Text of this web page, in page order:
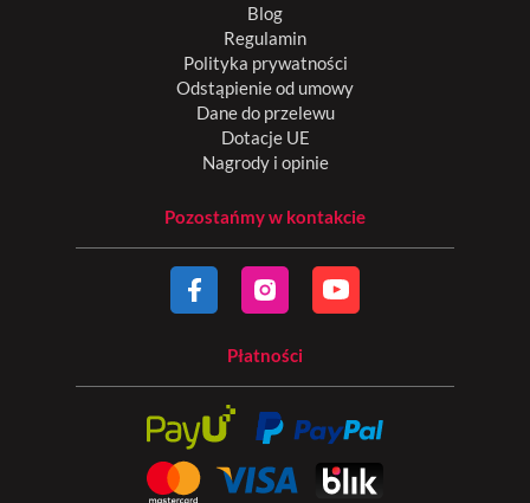
Blog
Regulamin
Polityka prywatności
Odstąpienie od umowy
Dane do przelewu
Dotacje UE
Nagrody i opinie
Pozostańmy w kontakcie
Płatności